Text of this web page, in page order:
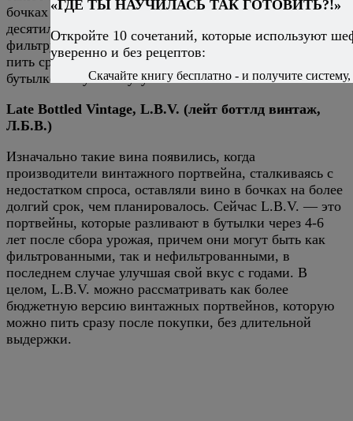
бочках (который подчас достигает нескольких
десятилетий), а год урожая. При розливе его
фильтруют, в результате чего портвейн colheita можно
пить сразу после покупки — дальнейшая выдержка в
бутылке его уже не улучшит.
Late Bottled Vintage, L.B.V. (лейт боттлд винтаж,
Л.Б.В.)
Изначально такие вина появились, когда
производители винтажного портвейна, сталкиваясь с
недостатком спроса, оставляли вино в бочках на более
долгий срок, чем планировалось. Сейчас L.B.V. — это
портвейны, которые разливают в бутылки через 4-6
лет после сбора урожая, причем они могут быть как
фильтрованными, так и нефильтрованными, в
последнем случае улучшая свой вкус с годами. В
целом, L.B.V. можно рассматривать как более
бюджетную версию винтажных портвейнов, которую
можно пить сразу после покупки, без длительной
выдержки.
«ГДЕ ТЫ НАУЧИЛАСЬ ТАК ГОТОВИТЬ?!»
Откройте 10 сочетаний, которые используют
уверенно и без рецептов:
Скачайте книгу бесплатно - и получите систему,